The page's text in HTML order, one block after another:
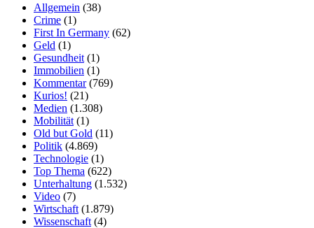
Allgemein (38)
Crime (1)
First In Germany (62)
Geld (1)
Gesundheit (1)
Immobilien (1)
Kommentar(769)
Kurios! (21)
Medien (1.308)
Mobilität (1)
Old but Gold (11)
Politik (4.869)
Technologie (1)
Top Thema (622)
Unterhaltung (1.532)
Video (7)
Wirtschaft (1.879)
Wissenschaft (4)